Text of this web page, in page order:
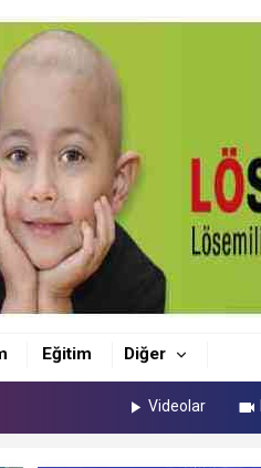
Eğitim Diğer
Videolar